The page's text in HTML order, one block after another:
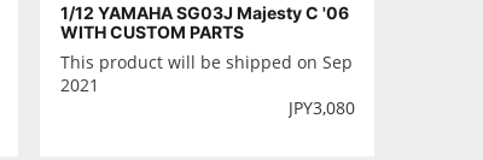
1/12 YAMAHA SG03J Majesty C '06
WITH CUSTOM PARTS
This product will be shipped on Sep
2021
JPY3,080